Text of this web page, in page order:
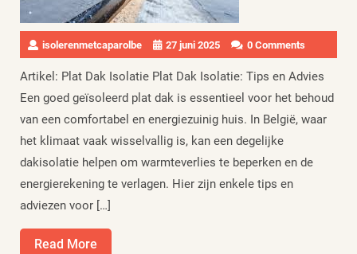
isolerenmetcaparolbe 27 juni 2025 0 Comments
Artikel: Plat Dak Isolatie Plat Dak Isolatie: Tips en Advies
Een goed geïsoleerd plat dak is essentieel voor het behoud
van een comfortabel en energiezuinig huis. In België, waar
het klimaat vaak wisselvallig is, kan een degelijke
dakisolatie helpen om warmteverlies te beperken en de
energierekening te verlagen. Hier zijn enkele tips en
adviezen voor […]
Read More